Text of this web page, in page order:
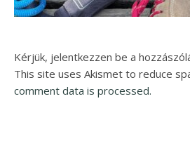
Kérjük, jelentkezzen be a
This site uses Akismet to reduce
comment data is processed.